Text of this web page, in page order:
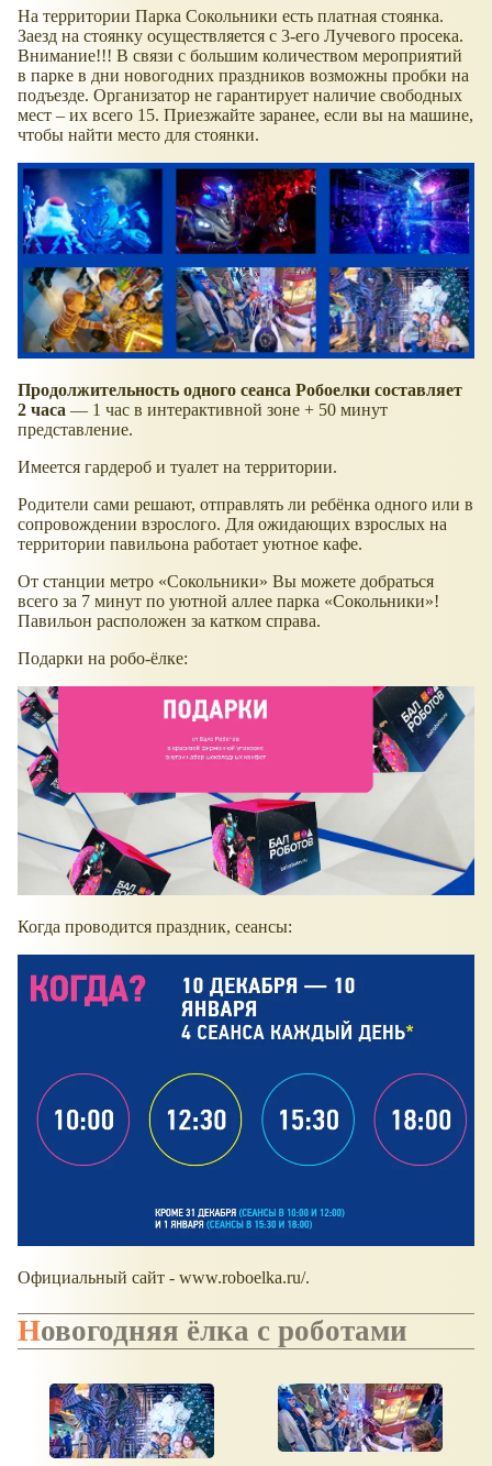
На территории Парка Сокольники есть платная стоянка.
Заезд на стоянку осуществляется с 3-его Лучевого просека.
Внимание!!! В связи с большим количеством мероприятий
в парке в дни новогодних праздников возможны пробки на
подъезде. Организатор не гарантирует наличие свободных
мест – их всего 15. Приезжайте заранее, если вы на машине,
чтобы найти место для стоянки.
Продолжительность одного сеанса Робоелки составляет
2 часа — 1 час в интерактивной зоне + 50 минут
представление.
Имеется гардероб и туалет на территории.
Родители сами решают, отправлять ли ребёнка одного или в
сопровождении взрослого. Для ожидающих взрослых на
территории павильона работает уютное кафе.
От станции метро «Сокольники» Вы можете добраться
всего за 7 минут по уютной аллее парка «Сокольники»!
Павильон расположен за катком справа.
Подарки на робо-ёлке:
Когда проводится праздник, сеансы:
Официальный сайт - www.roboelka.ru/.
Новогодняя ёлка с роботами